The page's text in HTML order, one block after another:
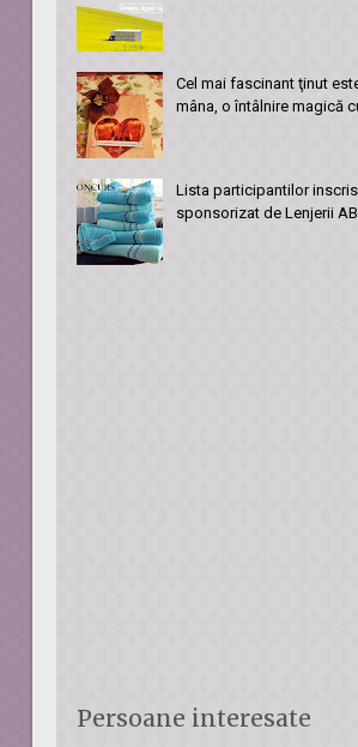
Cel mai fascinant ţinut
mâna, o întâlnire magică
Lista participantilor
sponsorizat de Lenjerii
Persoane interesate